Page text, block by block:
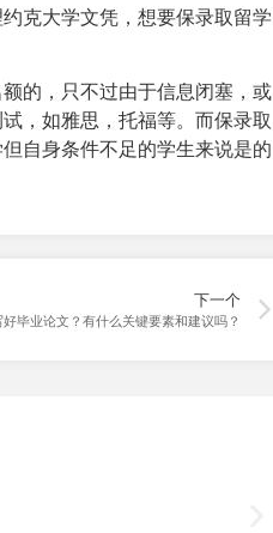
约克大学文凭 ，想要保录取留学
的，只不过由于信息闭塞，或
，如雅思，托福等。而保录取
自身条件不足的学生来说是的
下一个
毕业论文？有什么关键要素和建议吗？